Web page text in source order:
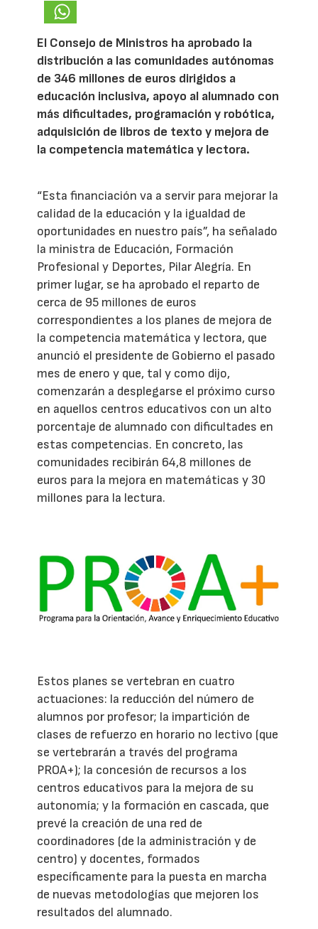
El Consejo de Ministros ha aprobado la
distribución a las comunidades autónomas
de 346 millones de euros dirigidos a
educación inclusiva, apoyo al alumnado con
más dificultades, programación y robótica,
adquisición de libros de texto y mejora de
la competencia matemática y lectora.
“Esta financiación va a servir para mejorar la
calidad de la educación y la igualdad de
oportunidades en nuestro país”, ha señalado
la ministra de Educación, Formación
Profesional y Deportes, Pilar Alegría. En
primer lugar, se ha aprobado el reparto de
cerca de 95 millones de euros
correspondientes a los planes de mejora de
la competencia matemática y lectora, que
anunció el presidente de Gobierno el pasado
mes de enero y que, tal y como dijo,
comenzarán a desplegarse el próximo curso
en aquellos centros educativos con un alto
porcentaje de alumnado con dificultades en
estas competencias. En concreto, las
comunidades recibirán 64,8 millones de
euros para la mejora en matemáticas y 30
millones para la lectura.
Estos planes se vertebran en cuatro
actuaciones: la reducción del número de
alumnos por profesor; la impartición de
clases de refuerzo en horario no lectivo (que
se vertebrarán a través del programa
PROA+); la concesión de recursos a los
centros educativos para la mejora de su
autonomía; y la formación en cascada, que
prevé la creación de una red de
coordinadores (de la administración y de
centro) y docentes, formados
específicamente para la puesta en marcha
de nuevas metodologías que mejoren los
resultados del alumnado.